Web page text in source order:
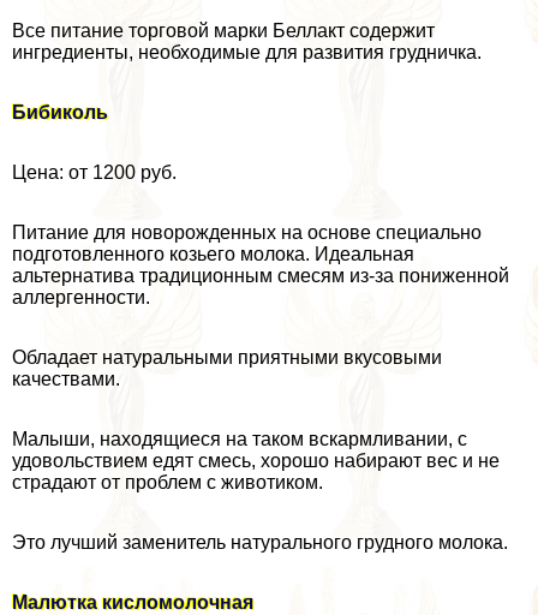
Все питание торговой марки Беллакт содержит
ингредиенты, необходимые для развития грудничка.
Бибиколь
Цена: от 1200 руб.
Питание для новорожденных на основе специально
подготовленного козьего молока. Идеальная
альтернатива традиционным смесям из-за пониженной
аллергенности.
Обладает натуральными приятными вкусовыми
качествами.
Малыши, находящиеся на таком вскармливании, с
удовольствием едят смесь, хорошо набирают вес и не
страдают от проблем с животиком.
Это лучший заменитель натурального грудного молока.
Малютка кисломолочная